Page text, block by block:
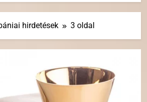
hirdetések 3 oldal